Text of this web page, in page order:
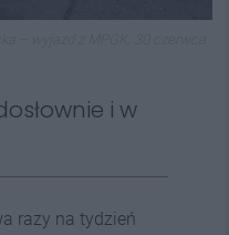
i w
razy na tydzień